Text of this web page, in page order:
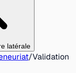
latérale
/Validation